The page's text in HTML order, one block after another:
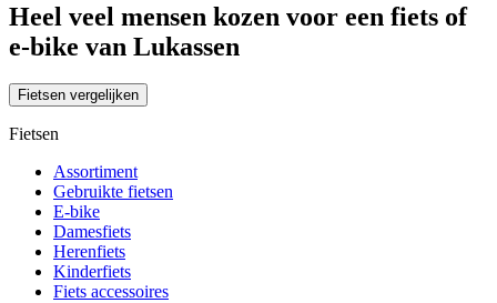
Heel veel mensen kozen voor een fiets of
e-bike van Lukassen
Fietsen vergelijken
Fietsen
Assortiment
Gebruikte fietsen
E-bike
Damesfiets
Herenfiets
Kinderfiets
Fiets accessoires